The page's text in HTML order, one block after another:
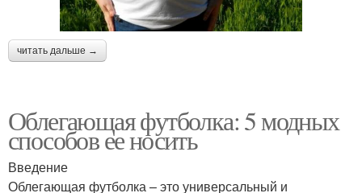
читать дальше →
Облегающая футболка: 5 модных
способов ее носить
Введение
Облегающая футболка – это универсальный и